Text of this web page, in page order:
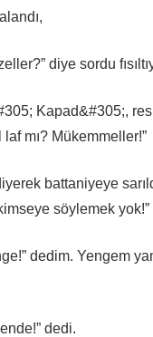
diye sordu
Kapad&#305;,
laf mı? Mükemmeller!”
battaniyeye
söylemek yok!”
dedim. Yengem
dedi.